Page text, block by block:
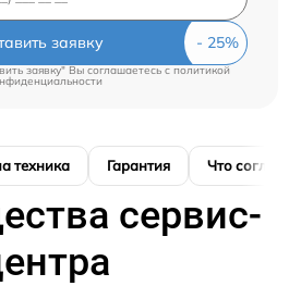
заявку
заявку" Вы соглашаетесь cполитикой
техника Гарантия Что
сервис-